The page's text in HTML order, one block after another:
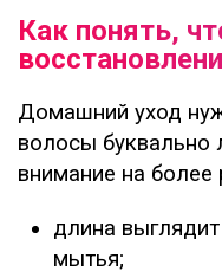
Как понять,
Домашний уход
волосы буквально
внимание на более
длина
мытья;